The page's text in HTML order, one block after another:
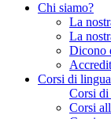
Chi siamo?
La
La
Dicono
Corsi di lingua
Corsi di
Corsi